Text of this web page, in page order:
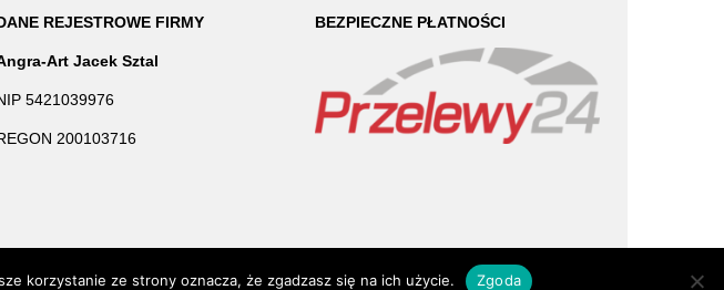
REJESTROWE FIRMY
Art Jacek Sztal
5421039976
200103716
BEZPIECZNE PŁATNOŚCI
W JEDNYM MIEJSCU
korzystanie ze strony oznacza, że zgadzasz się na ich użycie. Zgoda